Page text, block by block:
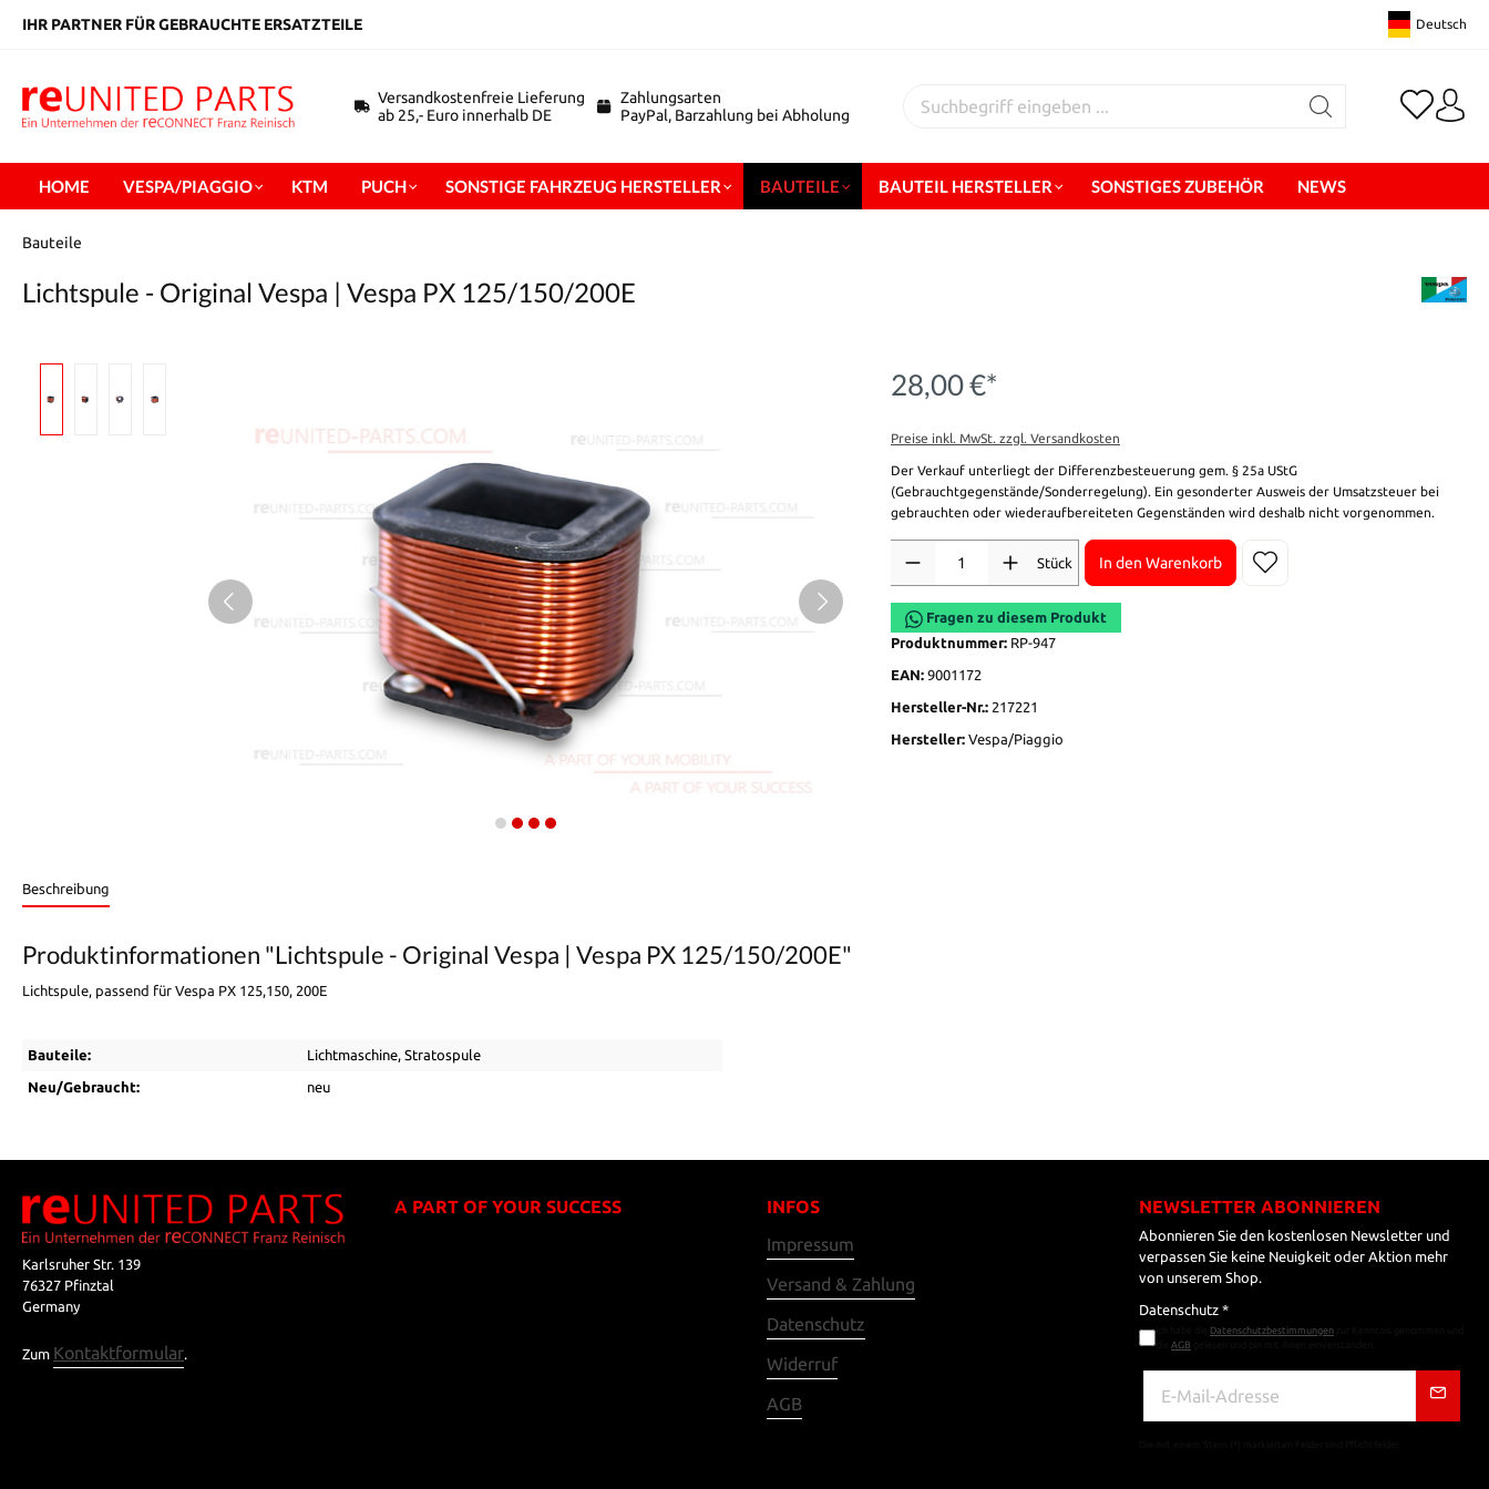
springen
IHR PARTNER FÜR GEBRAUCHTE ERSATZTEILE Deutsch
Versandkostenfreie Lieferung
ab 25,- Euro innerhalb DE
Zahlungsarten
PayPal, Barzahlung bei Abholung
HOME VESPA/PIAGGIO KTM PUCH SONSTIGE FAHRZEUG HERSTELLER BAUTEILE BAUTEIL HERSTELLER SONSTIGES ZUBEHÖR NEWS
Bauteile
Lichtspule - Original Vespa | Vespa PX 125/150/200E
28,00 €*
Preise inkl. MwSt. zzgl. Versandkosten
Der Verkauf unterliegt der Differenzbesteuerung gem. § 25a UStG
(Gebrauchtgegenstände/Sonderregelung). Ein gesonderter Ausweis der Umsatzsteuer bei
gebrauchten oder wiederaufbereiteten Gegenständen wird deshalb nicht vorgenommen.
Stück
In den Warenkorb
Fragen zu diesem Produkt
Produktnummer: RP-947
EAN: 9001172
Hersteller-Nr.: 217221
Hersteller: Vespa/Piaggio
Beschreibung
Produktinformationen "Lichtspule - Original Vespa | Vespa PX 125/150/200E"
Lichtspule, passend für Vespa PX 125,150, 200E
Bauteile: Lichtmaschine, Stratospule
Neu/Gebraucht: neu
Karlsruher Str. 139
76327 Pfinztal
Germany
Zum Kontaktformular.
A PART OF YOUR SUCCESS
INFOS
Impressum
Versand & Zahlung
Datenschutz
Widerruf
AGB
NEWSLETTER ABONNIEREN
Abonnieren Sie den kostenlosen Newsletter und
verpassen Sie keine Neuigkeit oder Aktion mehr
von unserem Shop.
Datenschutz *
Datenschutzbestimmungen
AGB